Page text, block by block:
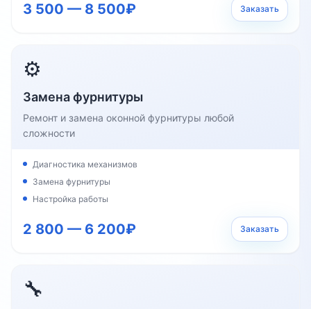
3 500 — 8 500₽ Заказать
⚙️
Замена фурнитуры
Ремонт и замена оконной фурнитуры любой
сложности
Диагностика механизмов
Замена фурнитуры
Настройка работы
2 800 — 6 200₽ Заказать
🔧